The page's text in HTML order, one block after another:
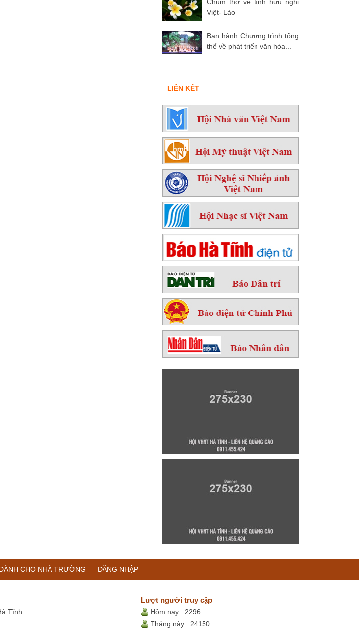
Chùm thơ về tình hữu nghị
Việt- Lào
Ban hành Chương trình tổng
thể về phát triển văn hóa...
LIÊN KẾT
DÀNH CHO NHÀ TRƯỜNG ĐĂNG NHẬP
Tĩnh
Lượt người truy cập
Hôm nay : 2296
Tháng này : 24150